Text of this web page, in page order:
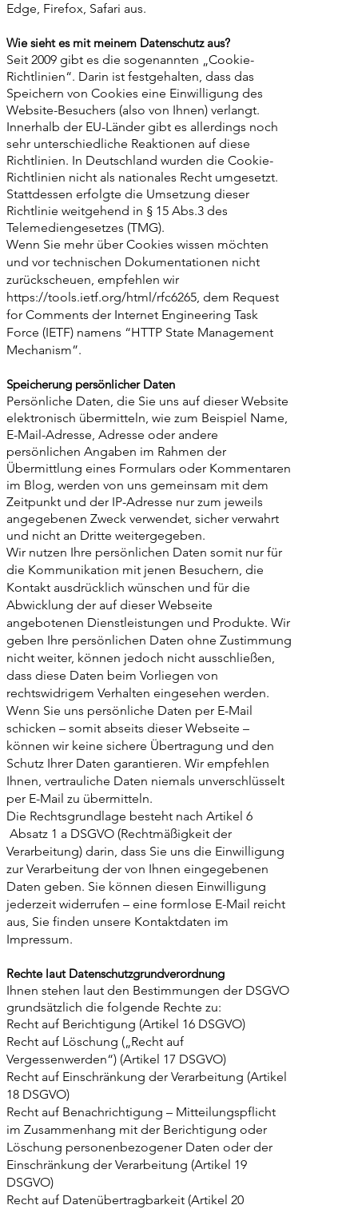
Edge, Firefox, Safari aus.
Wie sieht es mit meinem Datenschutz aus?
Seit 2009 gibt es die sogenannten „Cookie-
Richtlinien“. Darin ist festgehalten, dass das
Speichern von Cookies eine Einwilligung des
Website-Besuchers (also von Ihnen) verlangt.
Innerhalb der EU-Länder gibt es allerdings noch
sehr unterschiedliche Reaktionen auf diese
Richtlinien. In Deutschland wurden die Cookie-
Richtlinien nicht als nationales Recht umgesetzt.
Stattdessen erfolgte die Umsetzung dieser
Richtlinie weitgehend in § 15 Abs.3 des
Telemediengesetzes (TMG).
Wenn Sie mehr über Cookies wissen möchten
und vor technischen Dokumentationen nicht
zurückscheuen, empfehlen wir
https://tools.ietf.org/html/rfc6265, dem Request
for Comments der Internet Engineering Task
Force (IETF) namens “HTTP State Management
Mechanism”.
Speicherung persönlicher Daten
Persönliche Daten, die Sie uns auf dieser Website
elektronisch übermitteln, wie zum Beispiel Name,
E-Mail-Adresse, Adresse oder andere
persönlichen Angaben im Rahmen der
Übermittlung eines Formulars oder Kommentaren
im Blog, werden von uns gemeinsam mit dem
Zeitpunkt und der IP-Adresse nur zum jeweils
angegebenen Zweck verwendet, sicher verwahrt
und nicht an Dritte weitergegeben.
Wir nutzen Ihre persönlichen Daten somit nur für
die Kommunikation mit jenen Besuchern, die
Kontakt ausdrücklich wünschen und für die
Abwicklung der auf dieser Webseite
angebotenen Dienstleistungen und Produkte. Wir
geben Ihre persönlichen Daten ohne Zustimmung
nicht weiter, können jedoch nicht ausschließen,
dass diese Daten beim Vorliegen von
rechtswidrigem Verhalten eingesehen werden.
Wenn Sie uns persönliche Daten per E-Mail
schicken – somit abseits dieser Webseite –
können wir keine sichere Übertragung und den
Schutz Ihrer Daten garantieren. Wir empfehlen
Ihnen, vertrauliche Daten niemals unverschlüsselt
per E-Mail zu übermitteln.
Die Rechtsgrundlage besteht nach Artikel 6
Absatz 1 a DSGVO (Rechtmäßigkeit der
Verarbeitung) darin, dass Sie uns die Einwilligung
zur Verarbeitung der von Ihnen eingegebenen
Daten geben. Sie können diesen Einwilligung
jederzeit widerrufen – eine formlose E-Mail reicht
aus, Sie finden unsere Kontaktdaten im
Impressum.
Rechte laut Datenschutzgrundverordnung
Ihnen stehen laut den Bestimmungen der DSGVO
grundsätzlich die folgende Rechte zu:
Recht auf Berichtigung (Artikel 16 DSGVO)
Recht auf Löschung („Recht auf
Vergessenwerden“) (Artikel 17 DSGVO)
Recht auf Einschränkung der Verarbeitung (Artikel
18 DSGVO)
Recht auf Benachrichtigung – Mitteilungspflicht
im Zusammenhang mit der Berichtigung oder
Löschung personenbezogener Daten oder der
Einschränkung der Verarbeitung (Artikel 19
DSGVO)
Recht auf Datenübertragbarkeit (Artikel 20